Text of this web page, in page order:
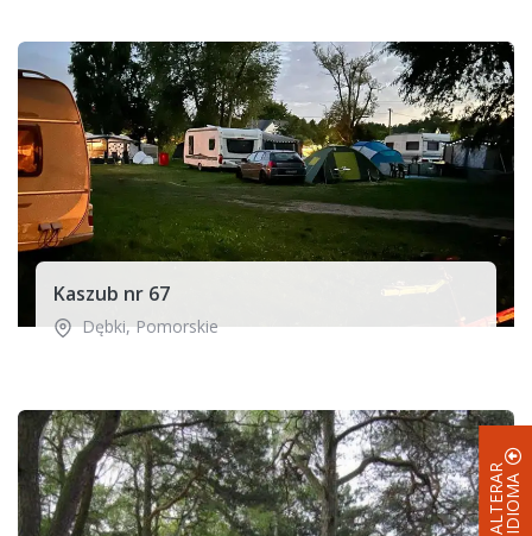
A
L
T
E
RA
R
I
D
I
O
MA
Kaszub nr 67
Dębki,Pomorskie